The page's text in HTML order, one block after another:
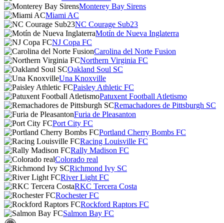
Monterey Bay Sirens
Miami AC
NC Courage Sub23
Motín de Nueva Inglaterra
NJ Copa FC
Carolina del Norte Fusion
Northern Virginia FC
Oakland Soul SC
Una Knoxville
Paisley Athletic FC
Patuxent Football Atletismo
Remachadores de Pittsburgh SC
Furia de Pleasanton
Port City FC
Portland Cherry Bombs FC
Racing Louisville FC
Rally Madison FC
Colorado real
Richmond Ivy SC
River Light FC
RKC Tercera Costa
Rochester FC
Rockford Raptors FC
Salmon Bay FC